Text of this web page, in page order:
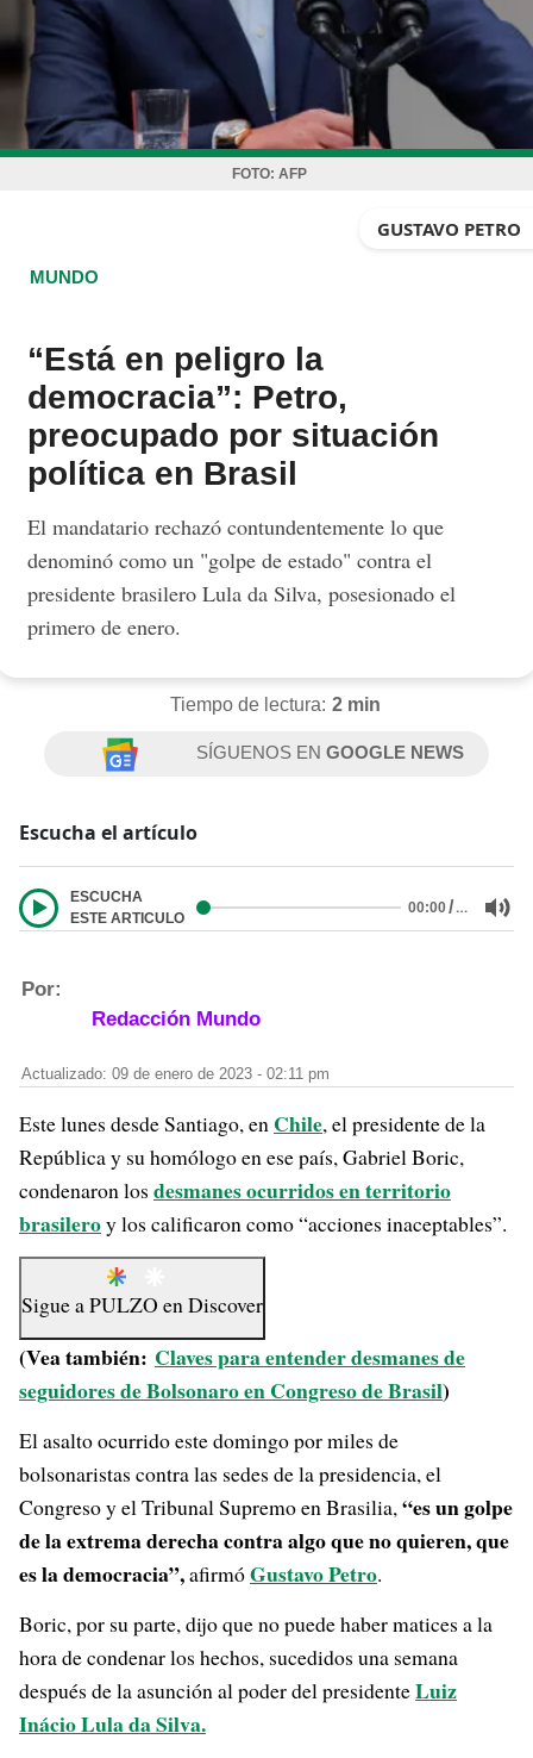
FOTO: AFP
GUSTAVO PETRO
MUNDO
“Está en peligro la
democracia”: Petro,
preocupado por situación
política en Brasil
El mandatario rechazó contundentemente lo que
denominó como un "golpe de estado" contra el
presidente brasilero Lula da Silva, posesionado el
primero de enero.
Tiempo de lectura: 2 min
SÍGUENOS ENGOOGLE NEWS
Escucha el artículo
ESCUCHA
ESTE ARTICULO
00:00/…
Por:
Redacción Mundo
Actualizado: 09 de enero de 2023 - 02:11 pm
Este lunes desde Santiago, en Chile, el presidente de la
República y su homólogo en ese país, Gabriel Boric,
condenaron los desmanes ocurridos en territorio
brasileroy los calificaron como “acciones inaceptables”.
Sigue aPULZO enDiscover
(Vea también: Claves para entender desmanes de
seguidores de Bolsonaro en Congreso de Brasil)
El asalto ocurrido este domingo por miles de
bolsonaristas contra las sedes de la presidencia, el
Congreso y el Tribunal Supremo en Brasilia,“es un golpe
de la extrema derecha contra algo que no quieren, que
es la democracia”,afirmóGustavo Petro.
Boric, por su parte, dijo que no puede haber matices a la
hora de condenar los hechos, sucedidos una semana
después de la asunción al poder del presidenteLuiz
Inácio Lula da Silva.